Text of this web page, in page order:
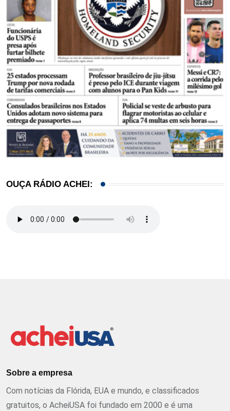
OUÇA RÁDIO ACHEI:
Sobre a empresa
Com notícias da Flórida, EUA e mundo, e classificados
gratuitos, o AcheiUSA foi fundado em 2000 e é uma